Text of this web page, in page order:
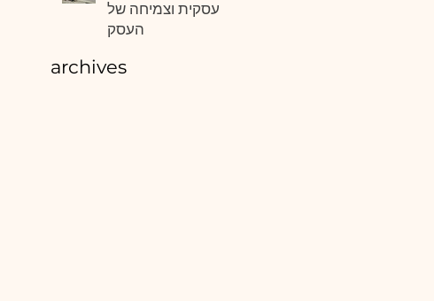
עסקית וצמיחה של
העסק
archives